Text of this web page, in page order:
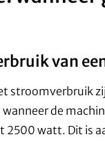
van
stroomverbruik
de
watt. Dit is